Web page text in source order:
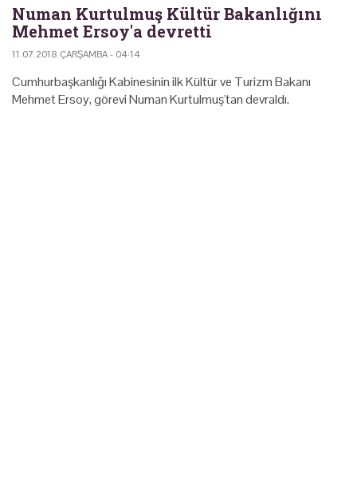
Numan Kurtulmuş Kültür Bakanlığını
Mehmet Ersoy'a devretti
11.07.2018 ÇARŞAMBA - 04:14
Cumhurbaşkanlığı Kabinesinin ilk Kültür ve Turizm Bakanı
Mehmet Ersoy, görevi Numan Kurtulmuş'tan devraldı.